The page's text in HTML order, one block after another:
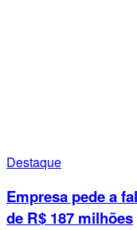
Destaque
Empresa pede a
de R$ 187 milhões